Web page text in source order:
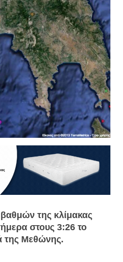
της κλίμακας
στους 3:26 το
της Μεθώνης.